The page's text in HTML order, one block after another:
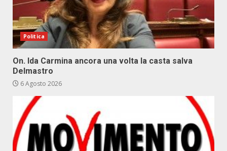
Politica
On. Ida Carmina ancora una volta la casta salva
Delmastro
6 Agosto 2026